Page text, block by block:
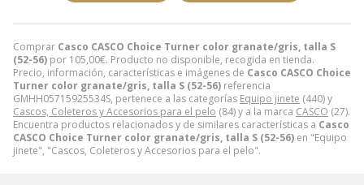
Comprar Casco CASCO Choice Turner color granate/gris, talla S
(52-56) por 105,00€. Producto no disponible, recogida en tienda.
Precio, información, características e imágenes de Casco CASCO Choice
Turner color granate/gris, talla S (52-56) referencia
GMHH05715925534S, pertenece a las categorías Equipo jinete (440) y
Cascos, Coleteros y Accesorios para el pelo (84) y a la marca CASCO (27).
Encuentra productos relacionados y de similares características a Casco
CASCO Choice Turner color granate/gris, talla S (52-56) en "Equipo
jinete", "Cascos, Coleteros y Accesorios para el pelo".